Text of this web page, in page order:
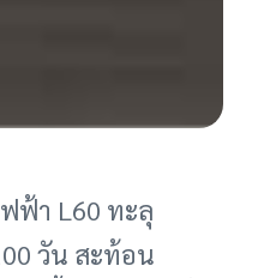
ฟ้า L60 ทะลุ
วัน สะท้อน